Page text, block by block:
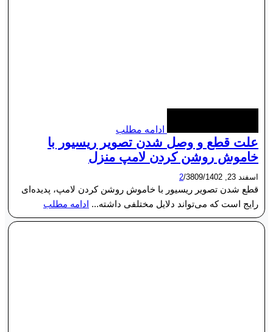
ادامه مطلب
علت قطع و وصل شدن تصویر ریسیور با
خاموش روشن کردن لامپ منزل
اسفند 23, 1402 /
3809
/
2
قطع شدن تصویر ریسیور با خاموش روشن کردن لامپ، پدیده‌ای
رایج است که می‌تواند دلایل مختلفی داشته... ادامه مطلب